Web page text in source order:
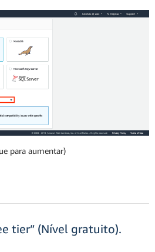
para aumentar)
tier” (Nível gratuito).